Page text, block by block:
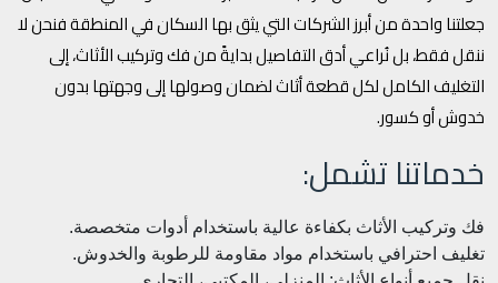
جعلتنا واحدة من أبرز الشركات التي يثق بها السكان في المنطقة فنحن لا
ننقل فقط، بل نُراعي أدق التفاصيل بدايةً من فك وتركيب الأثاث، إلى
التغليف الكامل لكل قطعة أثاث لضمان وصولها إلى وجهتها بدون
خدوش أو كسور.
خدماتنا تشمل:
فك وتركيب الأثاث بكفاءة عالية باستخدام أدوات متخصصة.
تغليف احترافي باستخدام مواد مقاومة للرطوبة والخدوش.